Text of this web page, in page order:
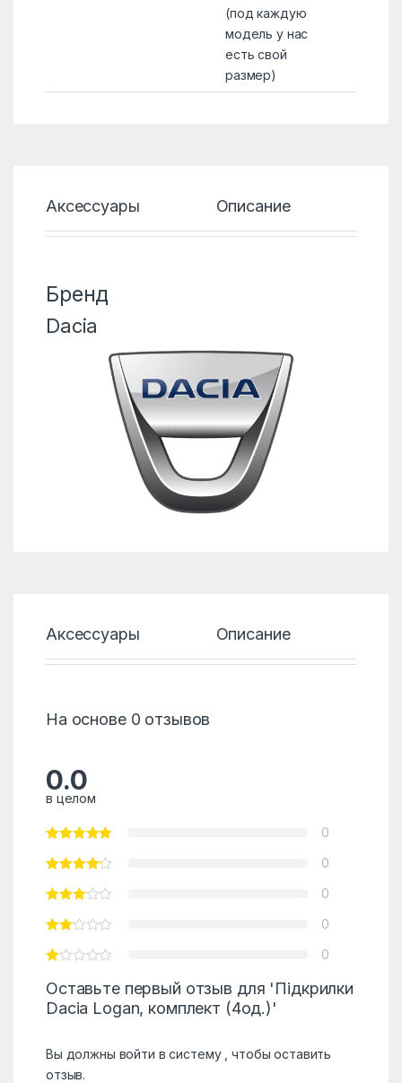
(под каждую
модель у нас
есть свой
размер)
Аксессуары Описание
Бренд
Dacia
Аксессуары Описание
На основе 0 отзывов
0.0
в целом
0
0
0
0
0
Оставьте первый отзыв для 'Підкрилки
Dacia Logan, комплект (4од.)'
Вы должны войти в систему, чтобы оставить
отзыв.